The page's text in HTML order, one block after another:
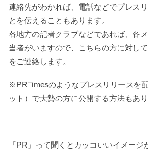
連絡先がわかれば、電話などでプレス
とを伝えることもあります。
各地方の記者クラブなどであれば、各
当者がいますので、こちらの方に対し
をご連絡します。
※PRTimesのようなプレスリリースを
ット）で大勢の方に公開する方法もあり
「PR」って聞くとカッコいいイメージ